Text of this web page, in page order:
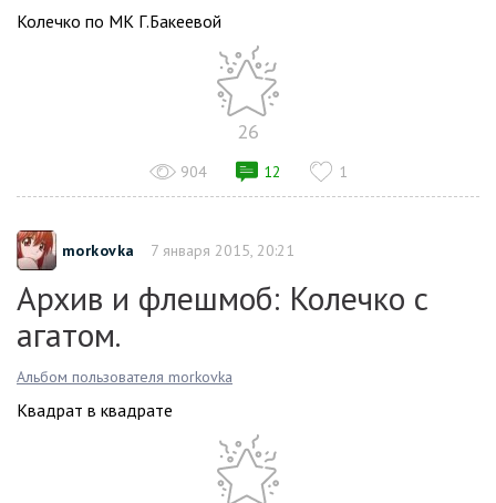
Колечко по МК Г.Бакеевой
26
904 12 1
morkovka 7 января 2015, 20:21
Архив и флешмоб: Колечко с
агатом.
Альбом пользователя morkovka
Квадрат в квадрате